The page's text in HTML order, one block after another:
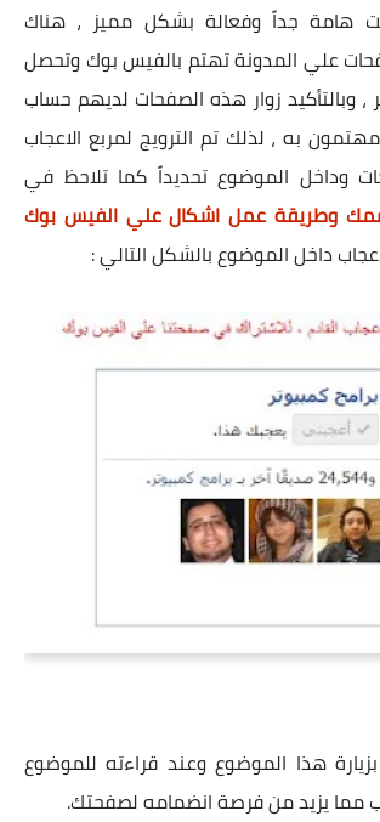
هامة جداً وفعالة بشكل مميز ، هناك
علي المدونة تهتم بالفيس بوك وتحصل
، وبالتأكيد زوار هذه الصفحات لديهم حساب
به ، لذلك تم الترويج لمربع الاعجاب
وداخل الموضوع تحديداً كما تلاحظ في
وطريقة عمل اشكال علي الفيس بوك
داخل الموضوع بالشكل التالي :
هذا الموضوع وعند قراءته للموضوع
مما يزيد من فرصة انضمامه لصفحتك.